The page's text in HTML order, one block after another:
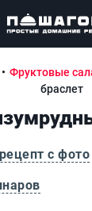
Фруктовые
браслет
с фото